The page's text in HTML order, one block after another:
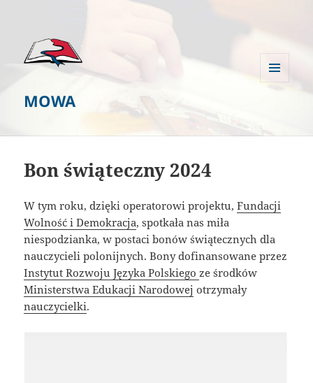
MOWA
Bon świąteczny 2024
W tym roku, dzięki operatorowi projektu,Fundacji
Wolność i Demokracja, spotkała nas miła
niespodzianka, w postaci bonów świątecznych dla
nauczycieli polonijnych. Bony dofinansowane przez
Instytut Rozwoju Języka Polskiegoze środków
Ministerstwa Edukacji Narodowej otrzymały
nauczycielki.